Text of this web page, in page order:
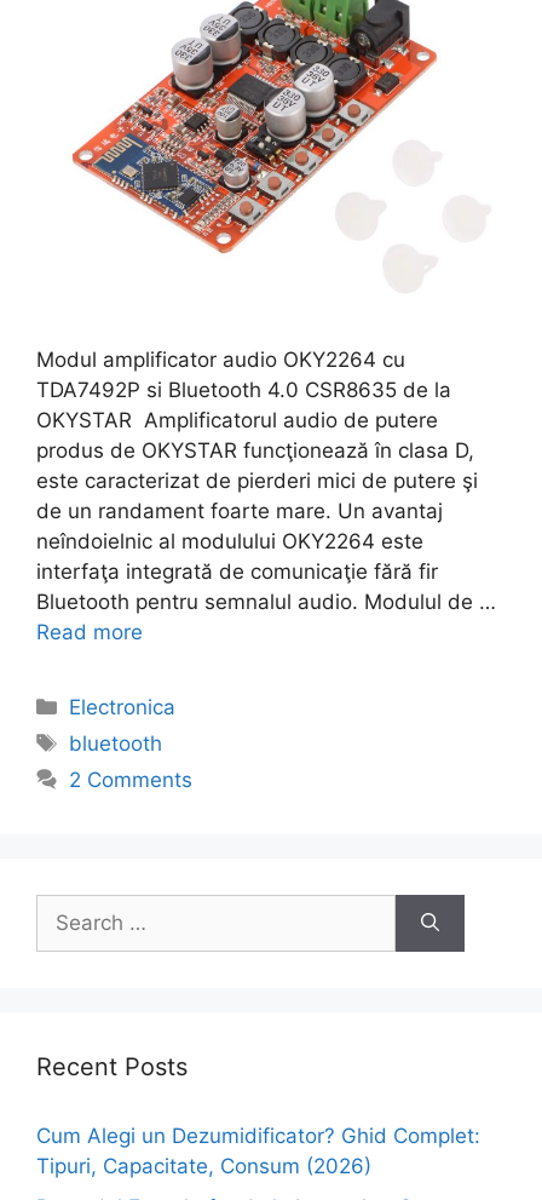
Modul amplificator audio OKY2264 cu
TDA7492P si Bluetooth 4.0 CSR8635 de la
OKYSTAR Amplificatorul audio de putere
produs de OKYSTAR funcţionează în clasa D,
este caracterizat de pierderi mici de putere şi
de un randament foarte mare. Un avantaj
neîndoielnic al modulului OKY2264 este
interfaţa integrată de comunicaţie fără fir
Bluetooth pentru semnalul audio. Modulul de …
Read more
Categories
Electronica
Tags
bluetooth
2 Comments
Search
for:
Recent Posts
Cum Alegi un Dezumidificator? Ghid Complet:
Tipuri, Capacitate, Consum (2026)